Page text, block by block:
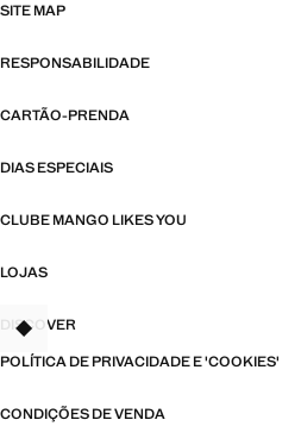
SITE MAP
RESPONSABILIDADE
CARTÃO-PRENDA
DIAS ESPECIAIS
CLUBE MANGO LIKES YOU
LOJAS
DISCOVER
POLÍTICA DE PRIVACIDADE E 'COOKIES'
CONDIÇÕES DE VENDA